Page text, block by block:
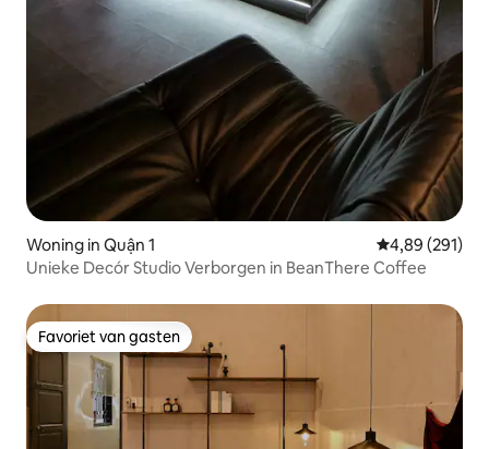
Woning in Quận 1 Gemiddelde
4,89 (291)
Unieke Decór Studio Verborgen in BeanThere Coffee
Favoriet van gasten
Favoriet van gasten